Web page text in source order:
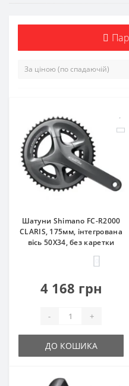
Шатуни Shimano FC-R2000
CLARIS, 175мм, інтегрована
вісь 50Х34, без каретки
4 168 грн
- +
ДО КОШИКА